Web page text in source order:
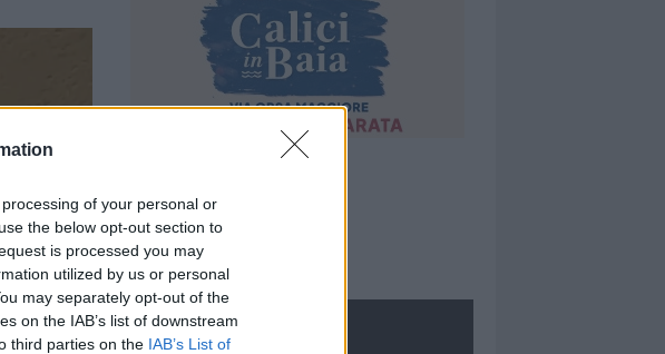
of your personal or
the below opt-out section to
is processed you may
utilized by us or personal
may separately opt-out of the
on the IAB’s list of downstream
third parties on the IAB’s List of
NECROLOGIE